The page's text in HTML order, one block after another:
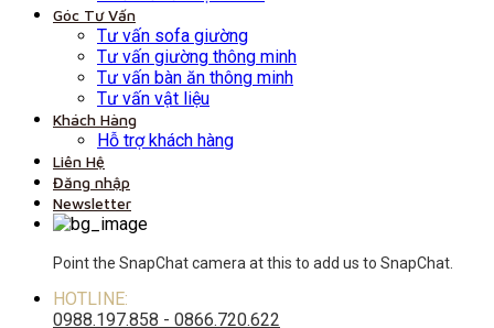
Góc Tư Vấn
Tư vấn sofa giường
Tư vấn giường thông minh
Tư vấn bàn ăn thông minh
Tư vấn vật liệu
Khách Hàng
Hỗ trợ khách hàng
Liên Hệ
Đăng nhập
Newsletter
Point the SnapChat camera at this to add us to SnapChat.
HOTLINE:
0988.197.858 - 0866.720.622